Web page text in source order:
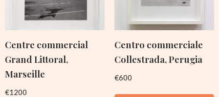
Centre commercial
Grand Littoral,
Marseille
€1200
Centro commerciale
Collestrada, Perugia
€600